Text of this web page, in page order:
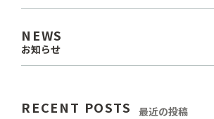
NEWS
お知らせ
RECENT POSTS 最近の投稿